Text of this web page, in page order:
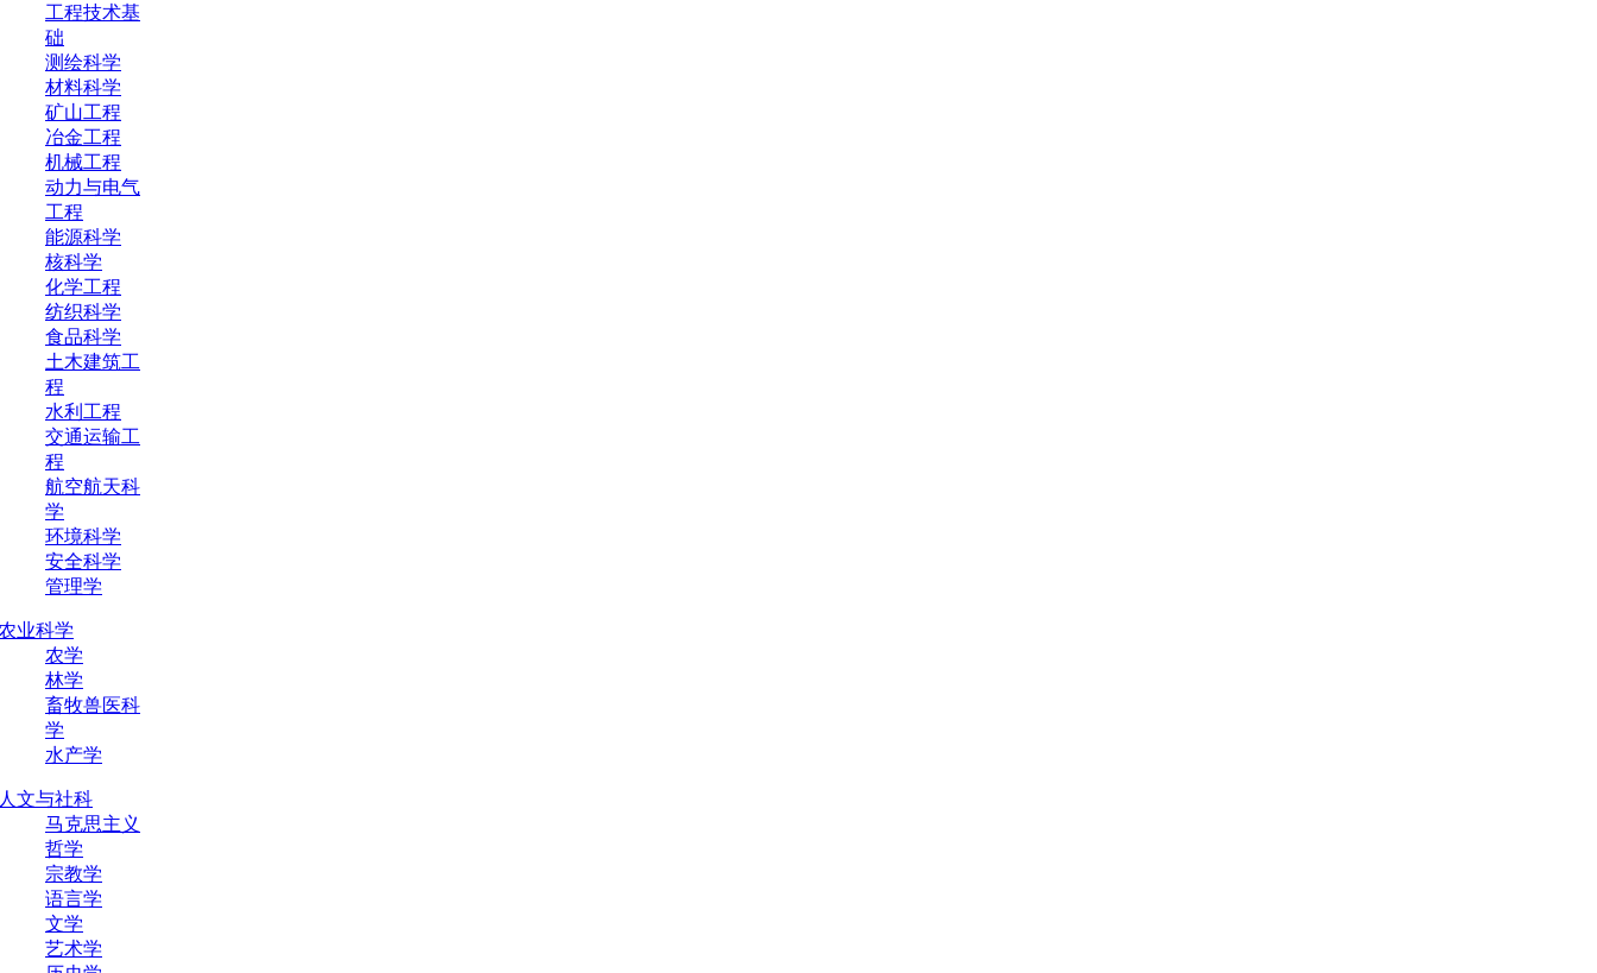
工程技术基
础
测绘科学
材料科学
矿山工程
冶金工程
机械工程
动力与电气
工程
能源科学
核科学
化学工程
纺织科学
食品科学
土木建筑工
程
水利工程
交通运输工
程
航空航天科
学
环境科学
安全科学
管理学
业科学
农学
林学
畜牧兽医科
学
水产学
文与社科
马克思主义
哲学
宗教学
语言学
文学
艺术学